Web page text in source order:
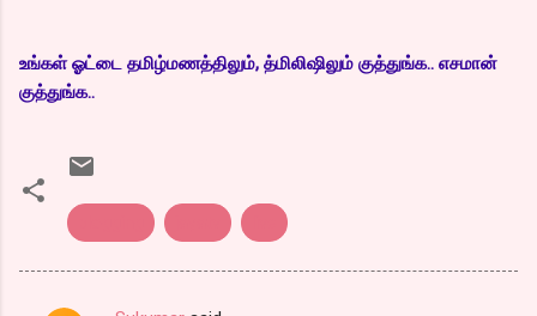
உங்கள் ஓட்டை தமிழ்மணத்திலும், த்மிலிஷிலும் குத்துங்க.. எசமான்
குத்துங்க..